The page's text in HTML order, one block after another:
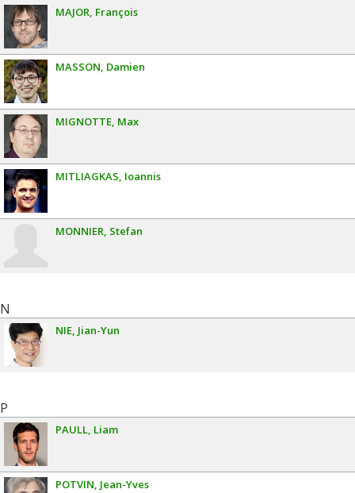
MAJOR François
MASSON Damien
MIGNOTTE Max
MITLIAGKAS Ioannis
MONNIER Stefan
N
NIE Jian-Yun
P
PAULL Liam
POTVIN Jean-Yves